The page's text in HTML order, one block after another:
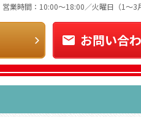
営業時間：10:00～18:00／火曜日（1～3
お問い合